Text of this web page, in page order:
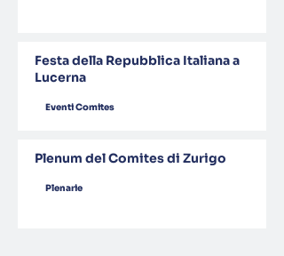
Festa della Repubblica Italiana a
Lucerna
Eventi Comites
Plenum del Comites di Zurigo
Plenarie